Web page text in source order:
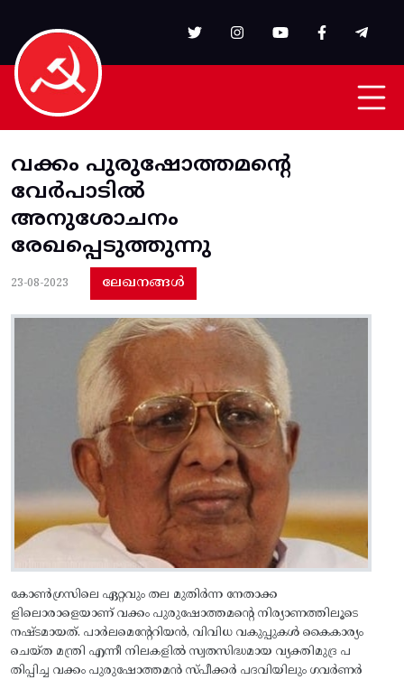
വക്കം പുരുഷോത്തമന്റെ
വേർപാടിൽ
അനുശോചനം
രേഖപ്പെടുത്തുന്നു
23-08-2023 ലേഖനങ്ങൾ
കോൺഗ്രസിലെ ഏറ്റവും തല മുതിർന്ന നേതാക്ക
ളിലൊരാളെയാണ് വക്കം പുരുഷോത്തമന്റെ നിര്യാണത്തിലൂടെ
നഷ്ടമായത്. പാർലമെന്റേറിയൻ, വിവിധ വകുപ്പുകൾ കൈകാര്യം
ചെയ്ത മന്ത്രി എന്നീ നിലകളിൽ സ്വതസിദ്ധമായ വ്യക്തിമുദ്ര പ
തിപ്പിച്ച വക്കം പുരുഷോത്തമൻ സ്പീക്കർ പദവിയിലും ഗവർണർ